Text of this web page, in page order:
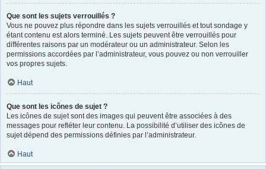
Que sont les sujets verrouillés ?
Vous ne pouvez plus répondre dans les sujets verrouillés et tout sondage y
étant contenu est alors terminé. Les sujets peuvent être verrouillés pour
différentes raisons par un modérateur ou un administrateur. Selon les
permissions accordées par l’administrateur, vous pouvez ou non verrouiller
vos propres sujets.
Haut
Que sont les icônes de sujet ?
Les icônes de sujet sont des images qui peuvent être associées à des
messages pour refléter leur contenu. La possibilité d’utiliser des icônes de
sujet dépend des permissions définies par l’administrateur.
Haut